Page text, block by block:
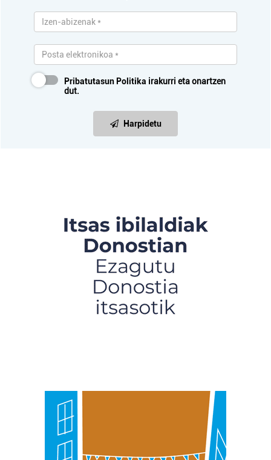
Pribatutasun Politika irakurri eta onartzen
dut.
Harpidetu